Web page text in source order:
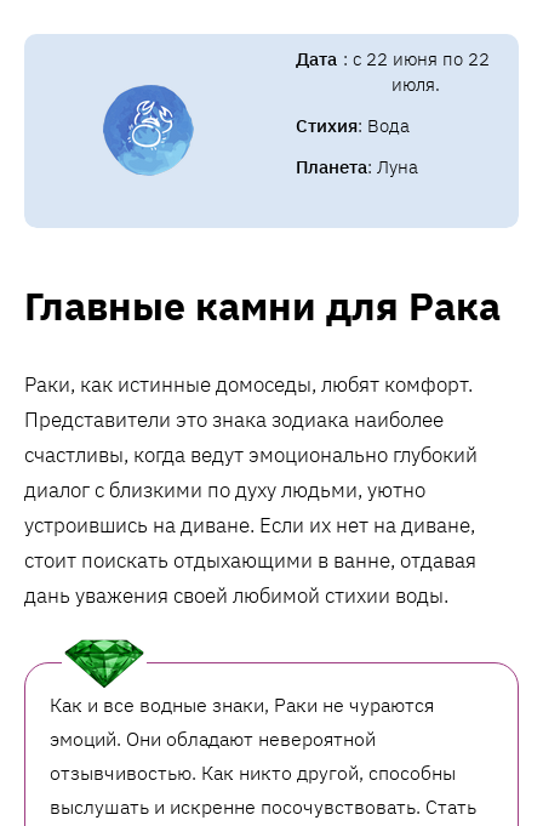
Дата : с 22 июня по 22
июля.
Стихия: Вода
Планета: Луна
Главные камни для Рака
Раки, как истинные домоседы, любят комфорт.
Представители это знака зодиака наиболее
счастливы, когда ведут эмоционально глубокий
диалог с близкими по духу людьми, уютно
устроившись на диване. Если их нет на диване,
стоит поискать отдыхающими в ванне, отдавая
дань уважения своей любимой стихии воды.
Как и все водные знаки, Раки не чураются
эмоций. Они обладают невероятной
отзывчивостью. Как никто другой, способны
выслушать и искренне посочувствовать. Стать